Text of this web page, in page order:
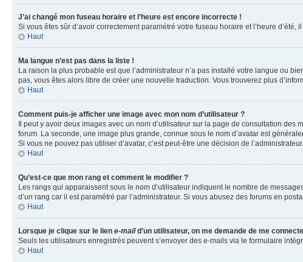
J’ai changé mon fuseau horaire et l’heure est encore incorrecte !
Si vous êtes sûr d’avoir correctement paramétré votre fuseau horaire et l’heure
Haut
Ma langue n’est pas dans la liste !
La raison la plus probable est que l’administrateur n’a pas installé votre langue ou
pas, vous êtes alors libre de créer une nouvelle traduction. Vous trouverez plus
Haut
Comment puis-je afficher une image avec mon nom d’utilisateur ?
Il peut y avoir deux images avec un nom d’utilisateur sur la page de consultation
forum. La seconde, une image plus grande, connue sous le nom d’avatar est
Si vous ne pouvez pas utiliser d’avatar, c’est peut-être une décision de
Haut
Qu’est-ce que mon rang et comment le modifier ?
Les rangs qui apparaissent sous le nom d’utilisateur indiquent le nombre de
d’un rang car il est paramétré par l’administrateur. Si vous abusez des forums en
Haut
Lorsque je clique sur le lien e-maild’un utilisateur, on me demande de me
Seuls les utilisateurs enregistrés peuvent s’envoyer des e-mails via le formulaire
Haut